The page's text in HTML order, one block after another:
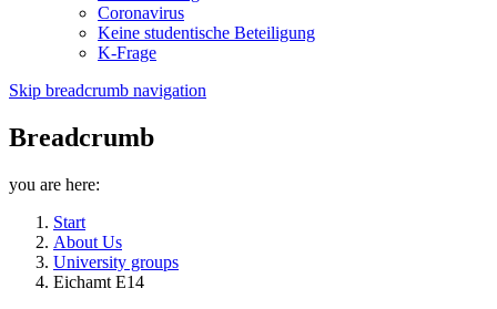
Coronavirus
Keine studentische Beteiligung
K-Frage
Skip breadcrumb navigation
Breadcrumb
you are here:
Start
About Us
University groups
Eichamt E14